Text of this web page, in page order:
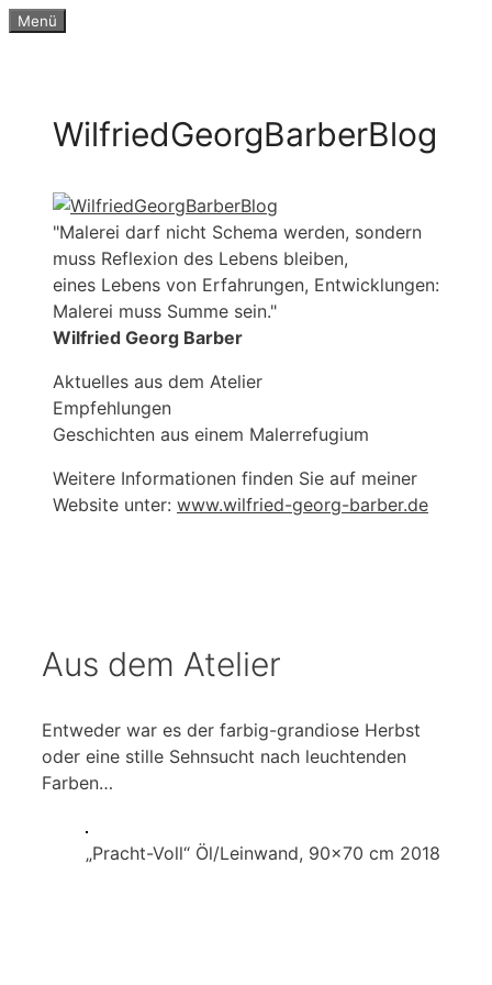
Zum
Menü
WilfriedGeorgBarberBlog
"Malerei darf nicht Schema werden, sondern
muss Reflexion des Lebens bleiben,
eines Lebens von Erfahrungen, Entwicklungen:
Malerei muss Summe sein."
Wilfried Georg Barber
Aktuelles aus dem Atelier
Empfehlungen
Geschichten aus einem Malerrefugium
Weitere Informationen finden Sie auf meiner
Website unter: www.wilfried-georg-barber.de
Aus dem Atelier
Entweder war es der farbig-grandiose Herbst
oder eine stille Sehnsucht nach leuchtenden
Farben…
„Pracht-Voll“ Öl/Leinwand, 90×70 cm 2018